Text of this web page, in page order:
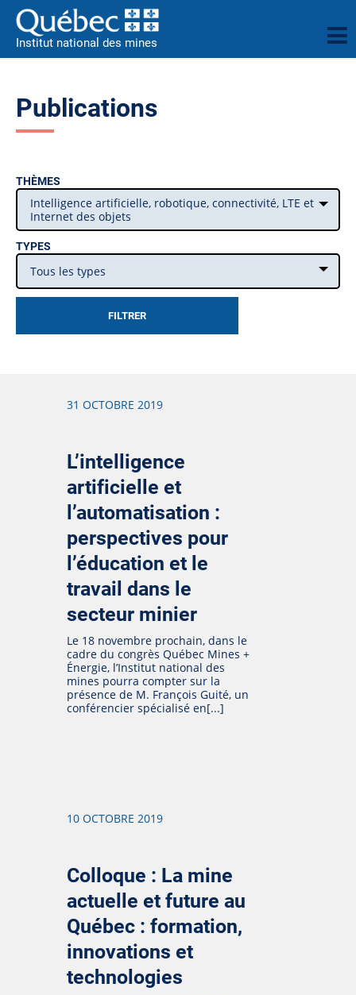
Institut national des mines
Publications
THÈMES
Intelligence artificielle, robotique, connectivité, LTE et
Internet des objets
TYPES
Tous les types
31 OCTOBRE 2019
L’intelligence
artificielle et
l’automatisation :
perspectives pour
l’éducation et le
travail dans le
secteur minier
Le 18 novembre prochain, dans le
cadre du congrès Québec Mines +
Énergie, l’Institut national des
mines pourra compter sur la
présence de M. François Guité, un
conférencier spécialisé en[...]
10 OCTOBRE 2019
Colloque : La mine
actuelle et future au
Québec : formation,
innovations et
technologies